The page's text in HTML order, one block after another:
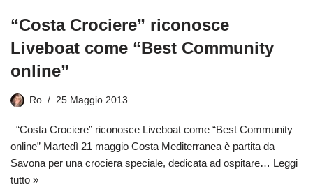
“Costa Crociere” riconosce
Liveboat come “Best Community
online”
Ro 25 Maggio 2013
“Costa Crociere” riconosce Liveboat come “Best Community
online” Martedì 21 maggio Costa Mediterranea è partita da
Savona per una crociera speciale, dedicata ad ospitare… Leggi
tutto »